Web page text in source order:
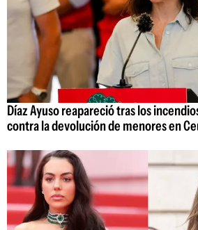
Díaz Ayuso reapareció tras los
contra la devolución de menores en